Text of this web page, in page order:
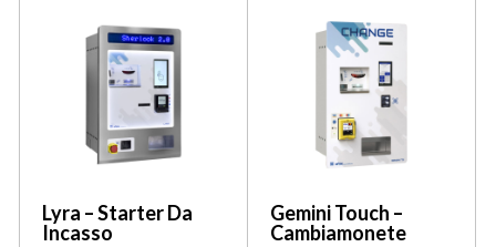
Lyra – Starter Da
Incasso
Gemini Touch –
Cambiamonete